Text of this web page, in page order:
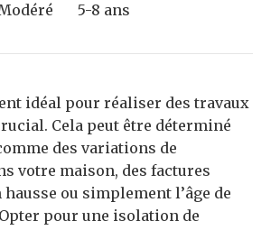
5-8 ans
idéal pour réaliser des travaux
Cela peut être déterminé
des variations de
votre maison, des factures
ou simplement l’âge de
pour une isolation de